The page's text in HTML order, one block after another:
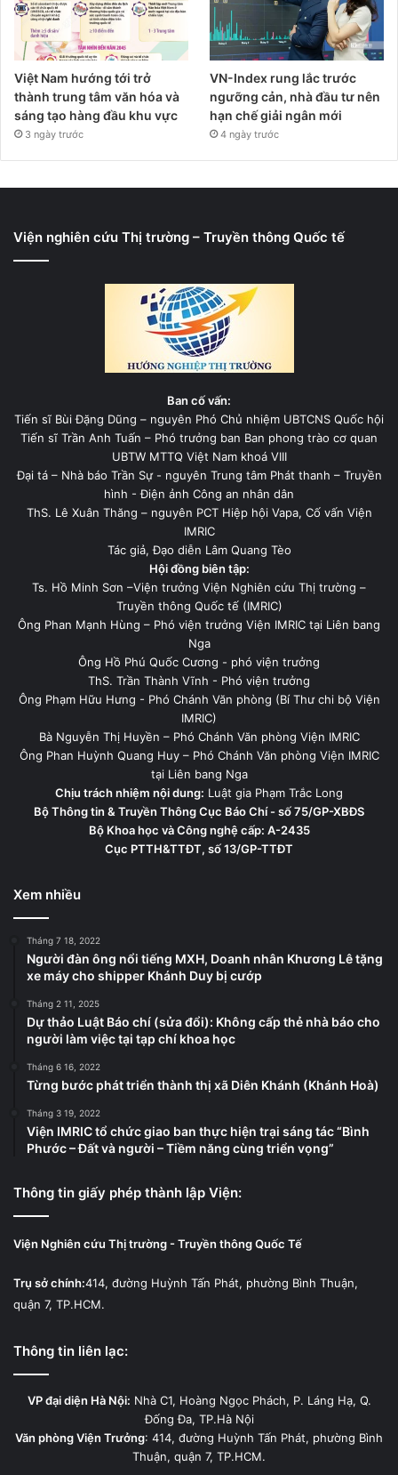
Việt Nam hướng tới trở
thành trung tâm văn hóa và
sáng tạo hàng đầu khu vực
3 ngày trước
VN-Index rung lắc trước
ngưỡng cản, nhà đầu tư nên
hạn chế giải ngân mới
4 ngày trước
Viện nghiên cứu Thị trường – Truyền thông Quốc tế
Ban cố vấn:
Tiến sĩ Bùi Đặng Dũng – nguyên Phó Chủ nhiệm UBTCNS Quốc hội
Tiến sĩ Trần Anh Tuấn – Phó trưởng ban Ban phong trào cơ quan
UBTW MTTQ Việt Nam khoá VIII
Đại tá – Nhà báo Trần Sự - nguyên Trung tâm Phát thanh – Truyền
hình - Điện ảnh Công an nhân dân
ThS. Lê Xuân Thăng – nguyên PCT Hiệp hội Vapa, Cố vấn Viện
IMRIC
Tác giả, Đạo diễn Lâm Quang Tèo
Hội đồng biên tập:
Ts. Hồ Minh Sơn –Viện trưởng Viện Nghiên cứu Thị trường –
Truyền thông Quốc tế (IMRIC)
Ông Phan Mạnh Hùng – Phó viện trưởng Viện IMRIC tại Liên bang
Nga
Ông Hồ Phú Quốc Cương - phó viện trưởng
ThS. Trần Thành Vĩnh - Phó viện trưởng
Ông Phạm Hữu Hưng - Phó Chánh Văn phòng (Bí Thư chi bộ Viện
IMRIC)
Bà Nguyễn Thị Huyền – Phó Chánh Văn phòng Viện IMRIC
Ông Phan Huỳnh Quang Huy – Phó Chánh Văn phòng Viện IMRIC
tại Liên bang Nga
Chịu trách nhiệm nội dung: Luật gia Phạm Trắc Long
Bộ Thông tin & Truyền Thông Cục Báo Chí - số 75/GP-XBĐS
Bộ Khoa học và Công nghệ cấp: A-2435
Cục PTTH&TTĐT, số 13/GP-TTĐT
Xem nhiều
Tháng 7 18, 2022
Người đàn ông nổi tiếng MXH, Doanh nhân Khương Lê tặng
xe máy cho shipper Khánh Duy bị cướp
Tháng 2 11, 2025
Dự thảo Luật Báo chí (sửa đổi): Không cấp thẻ nhà báo cho
người làm việc tại tạp chí khoa học
Tháng 6 16, 2022
Từng bước phát triển thành thị xã Diên Khánh (Khánh Hoà)
Tháng 3 19, 2022
Viện IMRIC tổ chức giao ban thực hiện trại sáng tác “Bình
Phước – Đất và người – Tiềm năng cùng triển vọng”
Thông tin giấy phép thành lập Viện:
Viện Nghiên cứu Thị trường - Truyền thông Quốc Tế
Trụ sở chính:414, đường Huỳnh Tấn Phát, phường Bình Thuận,
quận 7, TP.HCM.
Thông tin liên lạc:
VP đại diện Hà Nội: Nhà C1, Hoàng Ngọc Phách, P. Láng Hạ, Q.
Đống Đa, TP.Hà Nội
Văn phòng Viện Trưởng: 414, đường Huỳnh Tấn Phát, phường Bình
Thuận, quận 7, TP.HCM.